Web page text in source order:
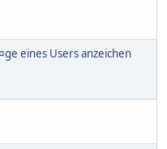
eines Users anzeichen